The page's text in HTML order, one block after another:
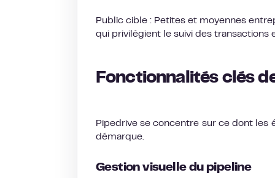
Public cible : Petites et moyennes
qui privilégient le suivi des transactions
Fonctionnalités clés
Pipedrive se concentre sur ce dont les
démarque.
Gestion visuelle du pipeline